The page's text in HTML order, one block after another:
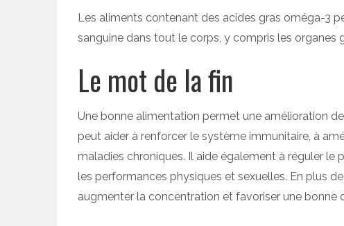
Les aliments contenant des acides gras oméga-3
sanguine dans tout le corps, y compris les organes
Le mot de la fin
Une bonne alimentation permet une amélioration
peut aider à renforcer le système immunitaire, à
maladies chroniques. Il aide également à réguler le
les performances physiques et sexuelles. En plus
augmenter la concentration et favoriser une bonne